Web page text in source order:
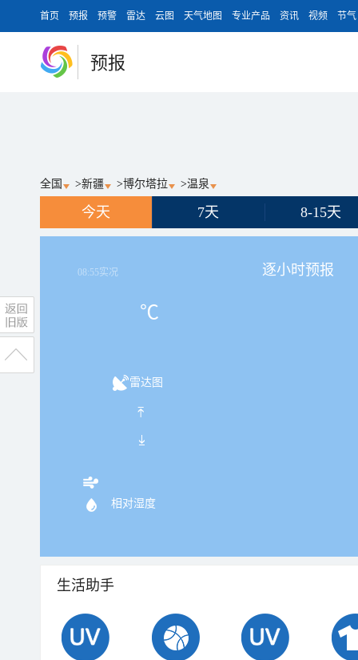
首页 预报 预警 雷达 云图 天气地图 专业产品 资讯 视频 节气
预报
全国 >新疆 >博尔塔拉 >温泉
今天 7天 8-15天
08:55实况
℃
雷达图
相对湿度
逐小时预报
生活助手